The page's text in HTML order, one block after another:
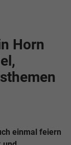
Horn
einmal feiern